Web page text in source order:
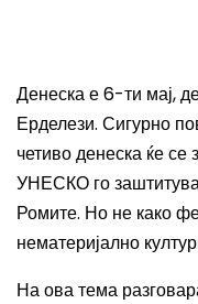
Денеска е 6-ти мај,
Ерделези. Сигурно
четиво денеска ќе се
УНЕСКО го
Ромите. Но не како
нематеријално
На ова тема